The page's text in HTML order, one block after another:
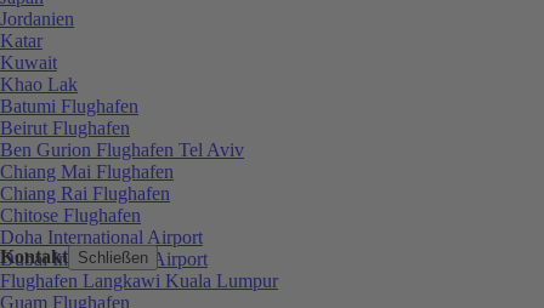
Kontakt Schließen
Jordanien
Katar
Kuwait
Khao Lak
Batumi Flughafen
Beirut Flughafen
Ben Gurion Flughafen Tel Aviv
Chiang Mai Flughafen
Chiang Rai Flughafen
Chitose Flughafen
Doha International Airport
Dubai International Airport
Flughafen Langkawi Kuala Lumpur
Guam Flughafen